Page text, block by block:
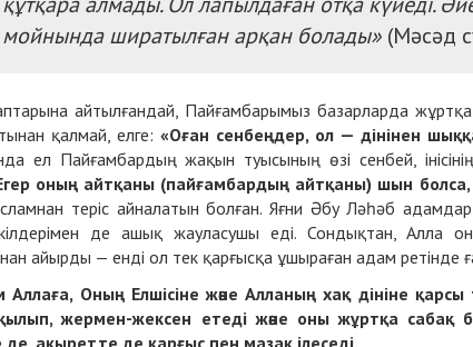
мойнында ширатылған арқан болады» (Мәсәд
айтылғандай, Пайғамбарымыз базарларда
қалмай, елге: «Оған сенбеңдер, ол — дінінен
ел Пайғамбардың жақын туысының өзі сенбей,
оның айтқаны (пайғамбардың айтқаны) шын болса,
теріс айналатын болған. Яғни Әбу Ләһәб
де ашық жауласушы еді. Сондықтан, Алла
айырды — енді ол тек қарғысқа ұшыраған адам ретінде
Аллаға, Оның Елшісіне жәнеАлланың хақ дініне қарсы
жермен-жексен етеді және оны жұртқа сабақ
ақыретте де қарғыс пен мазақ ілеседі.